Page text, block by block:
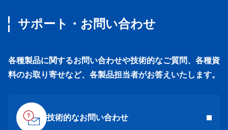
サポート・お問い合わせ
各種製品に関するお問い合わせや技術的なご質問、各種資
料のお取り寄せなど、各製品担当者がお答えいたします。
技術的なお問い合わせ